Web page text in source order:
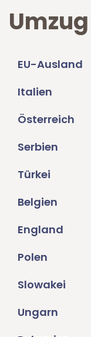
EU-Ausland
Italien
Österreich
Serbien
Türkei
Belgien
England
Polen
Slowakei
Ungarn